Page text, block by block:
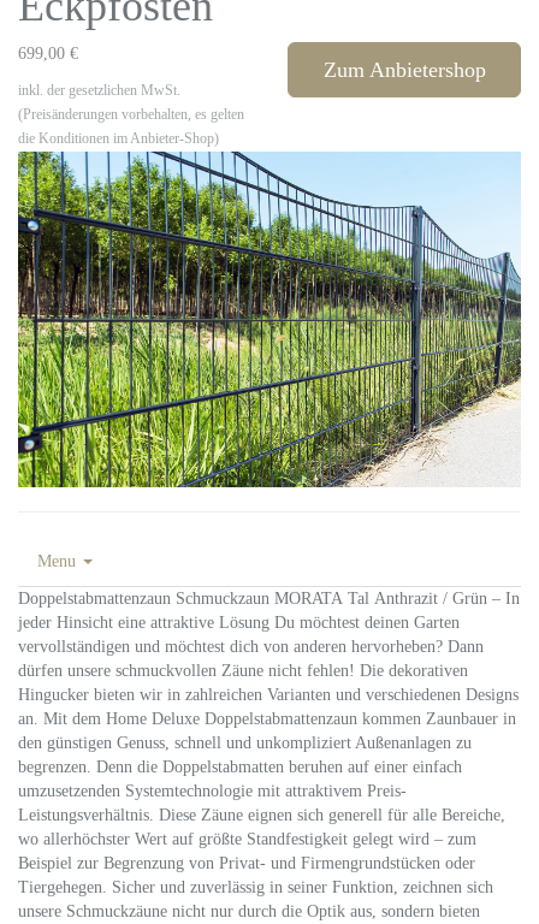
699,00 €
inkl. der gesetzlichen MwSt.
(Preisänderungen vorbehalten, es gelten
die Konditionen im Anbieter-Shop)
Zum Anbietershop
Menu
Doppelstabmattenzaun Schmuckzaun MORATA Tal Anthrazit / Grün – In
jeder Hinsicht eine attraktive Lösung Du möchtest deinen Garten
vervollständigen und möchtest dich von anderen hervorheben? Dann
dürfen unsere schmuckvollen Zäune nicht fehlen! Die dekorativen
Hingucker bieten wir in zahlreichen Varianten und verschiedenen Designs
an. Mit dem Home Deluxe Doppelstabmattenzaun kommen Zaunbauer in
den günstigen Genuss, schnell und unkompliziert Außenanlagen zu
begrenzen. Denn die Doppelstabmatten beruhen auf einer einfach
umzusetzenden Systemtechnologie mit attraktivem Preis-
Leistungsverhältnis. Diese Zäune eignen sich generell für alle Bereiche,
wo allerhöchster Wert auf größte Standfestigkeit gelegt wird – zum
Beispiel zur Begrenzung von Privat- und Firmengrundstücken oder
Tiergehegen. Sicher und zuverlässig in seiner Funktion, zeichnen sich
unsere Schmuckzäune nicht nur durch die Optik aus, sondern bieten